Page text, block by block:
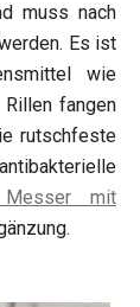
muss nach
Es ist
wie
fangen
rutschfeste
mit